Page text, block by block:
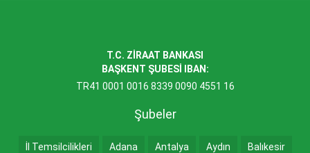
T.C. ZİRAAT BANKASI
BAŞKENT ŞUBESİ IBAN:
TR41 0001 0016 8339 0090 4551 16
Şubeler
İl Temsilcilikleri Adana Antalya Aydın Balıkesir